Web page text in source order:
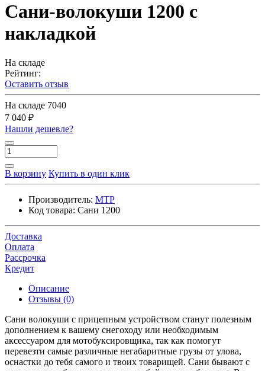
Сани-волокуши 1200 с
накладкой
На складе
Рейтинг:
Оставить отзыв
На складе 7040
7 040 ₽
Нашли дешевле?
В корзину Купить в один клик
Производитель: МТР
Код товара: Сани 1200
Доставка
Оплата
Рассрочка
Кредит
Описание
Отзывы (0)
Сани волокуши с прицепным устройством станут полезным
дополнением к вашему снегоходу или необходимым
аксессуаром для мотобуксировщика, так как помогут
перевезти самые различные негабаритные грузы от улова,
оснастки до тебя самого и твоих товарищей. Сани бывают с